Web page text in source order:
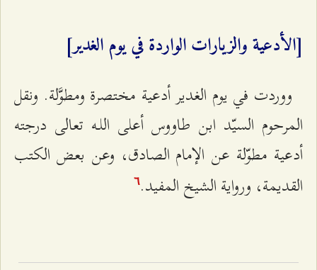
[الأدعية والزيارات الواردة في يوم الغدير]
ووردت في يوم الغدير أدعية مختصرة ومطوَّلة. ونقل
المرحوم السيّد ابن طاووس أعلى اللـه تعالى درجته
أدعية مطوّلة عن الإمام الصادق، وعن بعض الكتب
القديمة، ورواية الشيخ المفيد.٦